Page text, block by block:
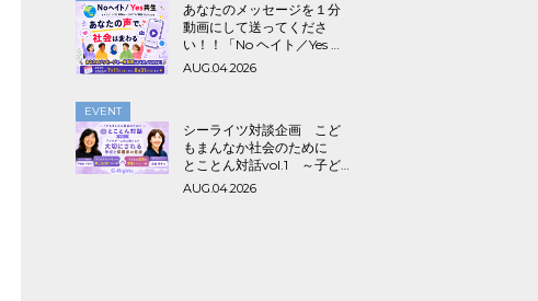
あなたのメッセージを１分
動画にして送ってくださ
い！！「No ヘイト／Yes 共
生～みんなでつくる海外ル
AUG.04.2026
EVENT
シーライツ対談企画 こど
もまんなか社会のために
とことん対話vol.1 ～子ど
もが一人の人間として大切
AUG.04.2026